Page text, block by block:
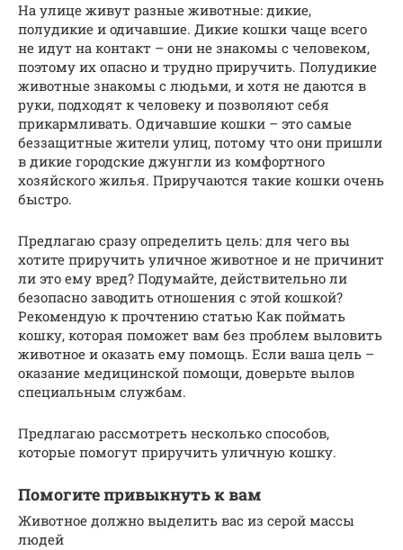
На улице живут разные животные: дикие,
полудикие и одичавшие. Дикие кошки чаще всего
не идут на контакт – они не знакомы с человеком,
поэтому их опасно и трудно приручить. Полудикие
животные знакомы с людьми, и хотя не даются в
руки, подходят к человеку и позволяют себя
прикармливать. Одичавшие кошки – это самые
беззащитные жители улиц, потому что они пришли
в дикие городские джунгли из комфортного
хозяйского жилья. Приручаются такие кошки очень
быстро.
Предлагаю сразу определить цель: для чего вы
хотите приручить уличное животное и не причинит
ли это ему вред? Подумайте, действительно ли
безопасно заводить отношения с этой кошкой?
Рекомендую к прочтению статью Как поймать
кошку, которая поможет вам без проблем выловить
животное и оказать ему помощь. Если ваша цель –
оказание медицинской помощи, доверьте вылов
специальным службам.
Предлагаю рассмотреть несколько способов,
которые помогут приручить уличную кошку.
Помогите привыкнуть к вам
Животное должно выделить вас из серой массы
людей